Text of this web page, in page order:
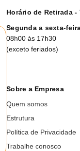
Horário de Retirada -
Segunda a sexta-
08h00 às 17h30
(exceto feriados)
Sobre a Empresa
Quem somos
Estrutura
Política de Privacidade
Trabalhe conosco